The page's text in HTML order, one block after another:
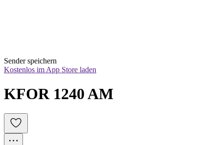
Sender speichern
Kostenlos im App Store laden
KFOR 1240 AM